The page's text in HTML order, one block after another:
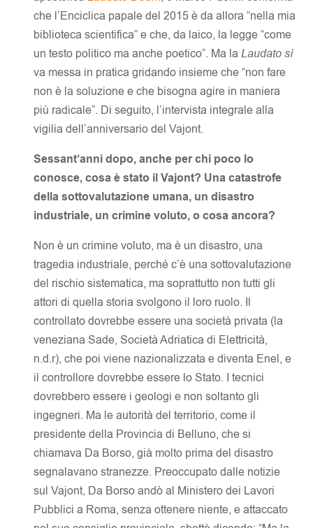
che l’Enciclica papale del 2015 è da allora “nella mia
biblioteca scientifica” e che, da laico, la legge “come
un testo politico ma anche poetico”. Ma la Laudato sì
va messa in pratica gridando insieme che “non fare
non è la soluzione e che bisogna agire in maniera
più radicale”. Di seguito, l’intervista integrale alla
vigilia dell’anniversario del Vajont.
Sessant’anni dopo, anche per chi poco lo
conosce, cosa è stato il Vajont? Una catastrofe
della sottovalutazione umana, un disastro
industriale, un crimine voluto, o cosa ancora?
Non è un crimine voluto, ma è un disastro, una
tragedia industriale, perché c’è una sottovalutazione
del rischio sistematica, ma soprattutto non tutti gli
attori di quella storia svolgono il loro ruolo. Il
controllato dovrebbe essere una società privata (la
veneziana Sade, Società Adriatica di Elettricità,
n.d.r), che poi viene nazionalizzata e diventa Enel, e
il controllore dovrebbe essere lo Stato. I tecnici
dovrebbero essere i geologi e non soltanto gli
ingegneri. Ma le autorità del territorio, come il
presidente della Provincia di Belluno, che si
chiamava Da Borso, già molto prima del disastro
segnalavano stranezze. Preoccupato dalle notizie
sul Vajont, Da Borso andò al Ministero dei Lavori
Pubblici a Roma, senza ottenere niente, e attaccato